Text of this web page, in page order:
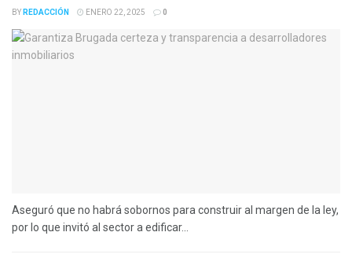
BY REDACCIÓN ENERO 22, 2025 0
Aseguró que no habrá sobornos para construir al margen de la ley,
por lo que invitó al sector a edificar...